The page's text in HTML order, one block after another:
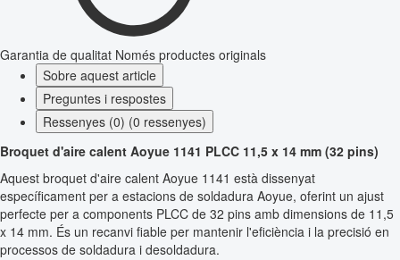
Garantia de qualitat Només productes originals
Sobre aquest article
Preguntes i respostes
Ressenyes (0) (0 ressenyes)
Broquet d'aire calent Aoyue 1141 PLCC 11,5 x 14 mm (32 pins)
Aquest broquet d'aire calent Aoyue 1141 està dissenyat
específicament per a estacions de soldadura Aoyue, oferint un ajust
perfecte per a components PLCC de 32 pins amb dimensions de 11,5
x 14 mm. És un recanvi fiable per mantenir l'eficiència i la precisió en
processos de soldadura i desoldadura.